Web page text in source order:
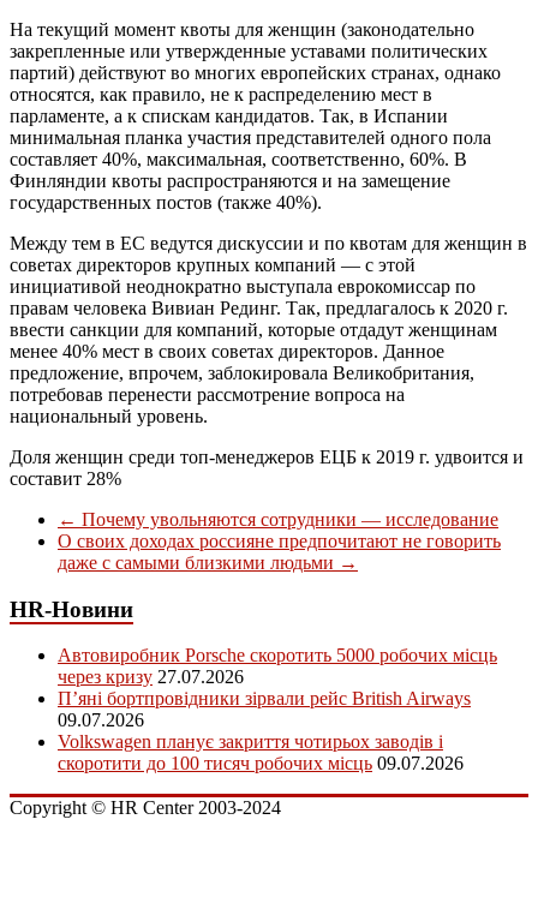
На текущий момент квоты для женщин (законодательно
закрепленные или утвержденные уставами политических
партий) действуют во многих европейских странах, однако
относятся, как правило, не к распределению мест в
парламенте, а к спискам кандидатов. Так, в Испании
минимальная планка участия представителей одного пола
составляет 40%, максимальная, соответственно, 60%. В
Финляндии квоты распространяются и на замещение
государственных постов (также 40%).
Между тем в ЕС ведутся дискуссии и по квотам для женщин в
советах директоров крупных компаний — с этой
инициативой неоднократно выступала еврокомиссар по
правам человека Вивиан Рединг. Так, предлагалось к 2020 г.
ввести санкции для компаний, которые отдадут женщинам
менее 40% мест в своих советах директоров. Данное
предложение, впрочем, заблокировала Великобритания,
потребовав перенести рассмотрение вопроса на
национальный уровень.
Доля женщин среди топ-менеджеров ЕЦБ к 2019 г. удвоится и
составит 28%
← Почему увольняются сотрудники — исследование
О своих доходах россияне предпочитают не говорить
даже с самыми близкими людьми →
HR-Новини
Автовиробник Porsche скоротить 5000 робочих місць
через кризу 27.07.2026
П’яні бортпровідники зірвали рейс British Airways
09.07.2026
Volkswagen планує закриття чотирьох заводів і
скоротити до 100 тисяч робочих місць 09.07.2026
Copyright © HR Center 2003-2024